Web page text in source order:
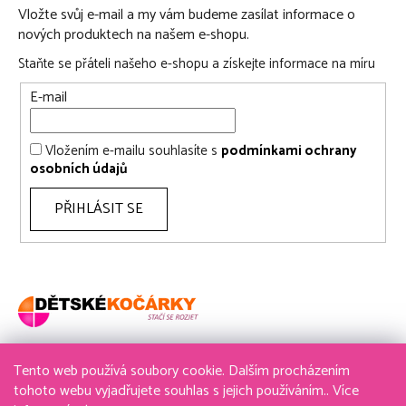
Tento web používá soubory cookie. Dalším procházením
tohoto webu vyjadřujete souhlas s jejich používáním.. Více
Vložte svůj e-mail a my vám budeme zasílat informace o
nových produktech na našem e-shopu.
Staňte se přáteli našeho e-shopu a získejte informace na míru
E-mail
Vložením e-mailu souhlasíte s podmínkami ochrany
osobních údajů
PŘIHLÁSIT SE
736 611 204